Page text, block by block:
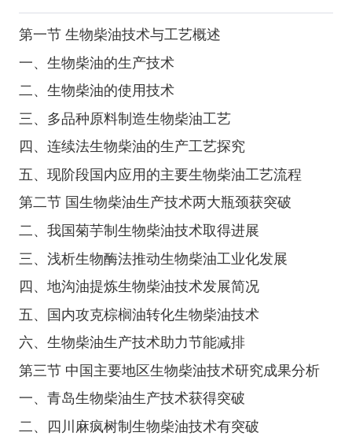
第一节 生物柴油技术与工艺概述
一、生物柴油的生产技术
二、生物柴油的使用技术
三、多品种原料制造生物柴油工艺
四、连续法生物柴油的生产工艺探究
五、现阶段国内应用的主要生物柴油工艺流程
第二节 国生物柴油生产技术两大瓶颈获突破
二、我国菊芋制生物柴油技术取得进展
三、浅析生物酶法推动生物柴油工业化发展
四、地沟油提炼生物柴油技术发展简况
五、国内攻克棕榈油转化生物柴油技术
六、生物柴油生产技术助力节能减排
第三节 中国主要地区生物柴油技术研究成果分析
一、青岛生物柴油生产技术获得突破
二、四川麻疯树制生物柴油技术有突破